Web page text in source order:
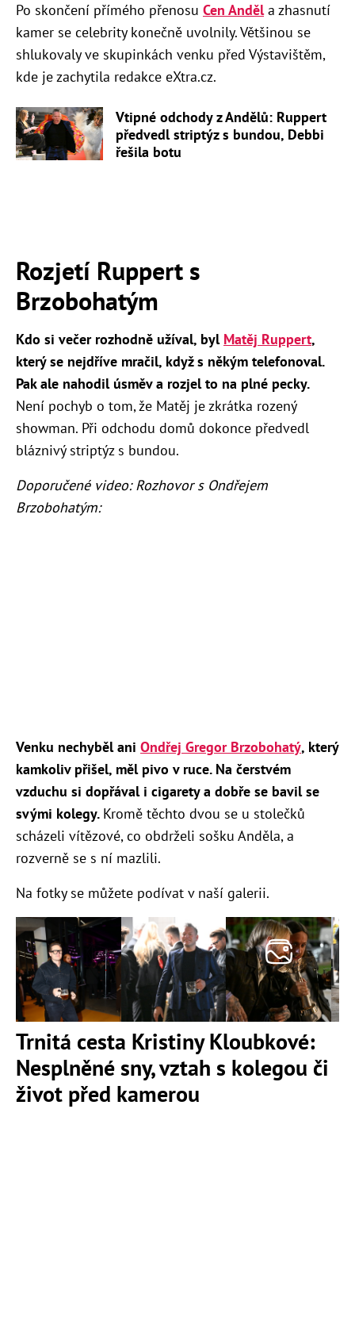
Po skončení přímého přenosu Cen Anděla zhasnutí
kamer se celebrity konečně uvolnily. Většinou se
shlukovaly ve skupinkách venku před Výstavištěm,
kde je zachytila redakce eXtra.cz.
Vtipné odchody z Andělů: Ruppert
předvedl striptýz s bundou, Debbi
řešila botu
Rozjetí Ruppert s
Brzobohatým
Kdo si večer rozhodně užíval, byl Matěj Ruppert,
který se nejdříve mračil, když s někým telefonoval.
Pak ale nahodil úsměv a rozjel to na plné pecky.
Není pochyb o tom, že Matěj je zkrátka rozený
showman. Při odchodu domů dokonce předvedl
bláznivý striptýz s bundou.
Doporučené video: Rozhovor s Ondřejem
Brzobohatým:
Venku nechyběl ani Ondřej Gregor Brzobohatý, který
kamkoliv přišel, měl pivo v ruce. Na čerstvém
vzduchu si dopřával i cigarety a dobře se bavil se
svými kolegy. Kromě těchto dvou se u stolečků
scházeli vítězové, co obdrželi sošku Anděla, a
rozverně se s ní mazlili.
Na fotky se můžete podívat v naší galerii.
Trnitá cesta Kristiny Kloubkové:
Nesplněné sny, vztah s kolegou či
život před kamerou